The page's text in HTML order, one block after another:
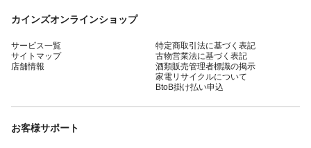
カインズオンラインショップ
サービス一覧
サイトマップ
店舗情報
特定商取引法に基づく表記
古物営業法に基づく表記
酒類販売管理者標識の掲示
家電リサイクルについて
BtoB掛け払い申込
お客様サポート